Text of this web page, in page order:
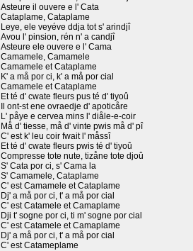
Asteure il ouvere e l' Cata
Cataplame, Cataplame
Leye, ele veyéve ddja tot s' arindjî
Avou l' pinsion, rén n' a candjî
Asteure ele ouvere e l' Cama
Camamele, Camamele
Camamele et Cataplame
K' a må por ci, k' a må por cial
Camamele et Cataplame
Et té d' cwate fleurs pus té d' tiyoû
Il ont-st ene ovraedje d' apoticåre
L' påye e cervea mins l' diåle-e-coir
Må d' tiesse, må d' vinte pwis må d' pî
C' est k' leu coir fwait l' måssî
Et té d' cwate fleurs pwis té d' tiyoû
Compresse tote nute, tizåne tote djoû
S' Cata por ci, s' Cama la
S' Camamele, Cataplame
C' est Camamele et Cataplame
Dj' a må por ci, t' a må por cial
C' est Catamele et Camaplame
Dji t' sogne por ci, ti m' sogne por cial
C' est Catamele et Camaplame
Dj' a må por ci, t' a må por cial
C' est Catameplame